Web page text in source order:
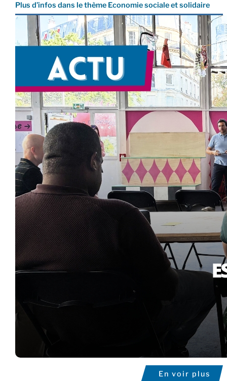
Plus d’infos dans le thème Economie sociale et solidaire
En voir plus